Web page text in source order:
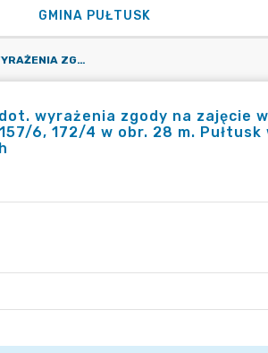
GMINA PUŁTUSK
UMOWA NR 66/2024 DOT. WYRAŻENIA ZGODY NA ZAJĘCIE W DN. 15-17.01.2024R. GRUNTU – DZ. OZN. NR EWID.: 152/4, 152/8, 157/6, 172/4 W OBR. 28 M. PUŁTUSK W CELU BUDOWY DOZIEMNYCH PRZYŁĄCZY TELEKOMUNIKACYJNYCH
wyrażenia zgody na zajęcie
6, 172/4 w obr. 28 m.